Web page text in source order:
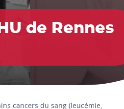
de Rennes
cancers du sang (leucémie,